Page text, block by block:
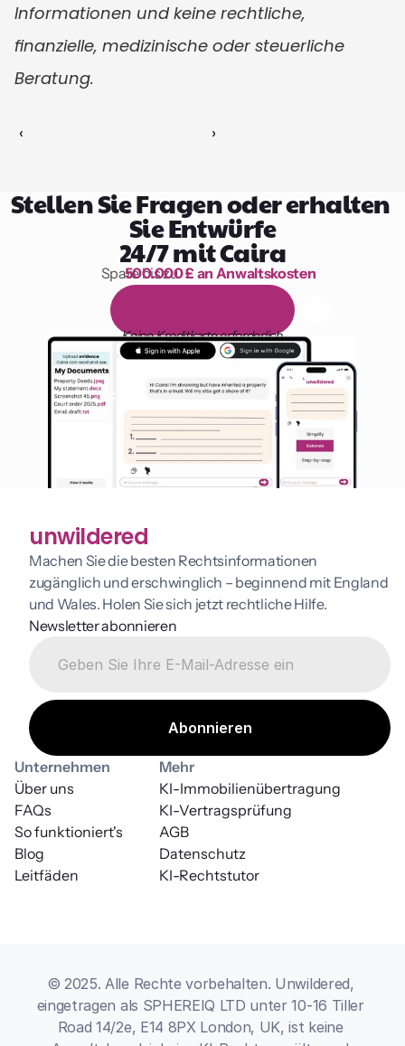
Informationen und keine rechtliche,
finanzielle, medizinische oder steuerliche
Beratung.
‹ ›
Stellen Sie Fragen oder erhalten
Sie Entwürfe
24/7 mit Caira
1.000 Stunden Lesen
Spare bis zu
500.000 £ an Anwaltskosten
äg on
Keine Kreditkarte erforderlich
unwildered
Machen Sie die besten Rechtsinformationen
zugänglich und erschwinglich – beginnend mit England
und Wales. Holen Sie sich jetzt rechtliche Hilfe.
Newsletter abonnieren
Unternehmen
Über uns
FAQs
So funktioniert's
Blog
Leitfäden
Mehr
AGB
KI-Vertragsprüfung
KI-Rechtstutor
Datenschutz
KI-Immobilienübertragung
© 2025. Alle Rechte vorbehalten. Unwildered,
eingetragen als SPHEREIQ LTD unter 10-16 Tiller
Road 14/2e, E14 8PX London, UK, ist keine